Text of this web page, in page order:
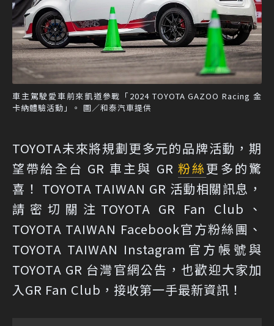
車主駕駛愛車前來凱道參戰「2024 TOYOTA GAZOO Racing 金
卡納體驗活動」。 圖／和泰汽車提供
TOYOTA未來將規劃更多元的品牌活動，期
望帶給全台 GR 車主與 GR 粉絲更多的驚
喜！ TOYOTA TAIWAN GR 活動相關訊息，
請密切關注TOYOTA GR Fan Club、
TOYOTA TAIWAN Facebook官方粉絲團、
TOYOTA TAIWAN Instagram官方帳號與
TOYOTA GR 台灣官網公告，也歡迎大家加
入GR Fan Club，接收第一手最新資訊！